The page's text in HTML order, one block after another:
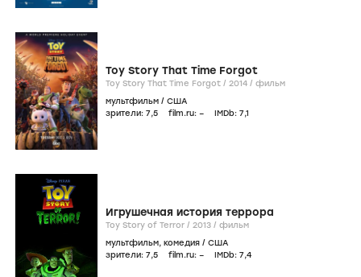
Toy Story That Time Forgot
Toy Story That Time Forgot / 2014 / фильм
мультфильм / США
зрители: 7,5 film.ru: – IMDb: 7,1
Игрушечная история террора
Toy Story of Terror / 2013 / фильм
мультфильм, комедия / США
зрители: 7,5 film.ru: – IMDb: 7,4